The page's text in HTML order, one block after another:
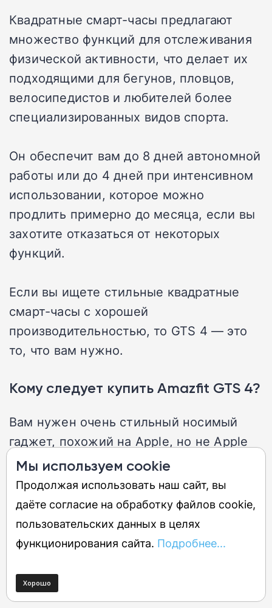
Квадратные смарт-часы предлагают
множество функций для отслеживания
физической активности, что делает их
подходящими для бегунов, пловцов,
велосипедистов и любителей более
специализированных видов спорта.
Он обеспечит вам до 8 дней автономной
работы или до 4 дней при интенсивном
использовании, которое можно
продлить примерно до месяца, если вы
захотите отказаться от некоторых
функций.
Если вы ищете стильные квадратные
смарт-часы с хорошей
производительностью, то GTS 4 — это
то, что вам нужно.
Кому следует купить Amazfit GTS 4?
Вам нужен очень стильный носимый
гаджет, похожий на Apple, но не Apple
Watch.
Amazfit GTS 4: Дополнительные
соображения
Ищите лучшую поддержку приложений
и программного обеспечения в другом
месте.
Мы используем cookie
Продолжая использовать наш сайт, вы
даёте согласие на обработку файлов cookie,
пользовательских данных в целях
функционирования сайта. Подробнее...